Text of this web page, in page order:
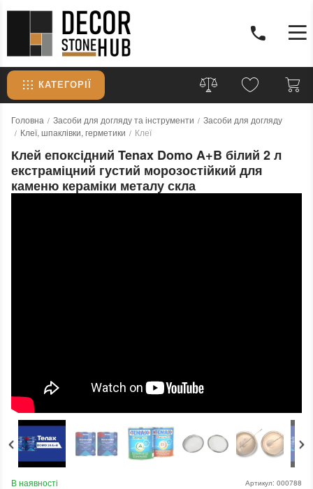
КАТЕГОРІЇ
Головна Засоби для догляду та інструменти
Засоби для догляду
Клеї, шпаклівки, герметики
Клеї
Клей епоксідний Tenax Domo A+B білий 2 л
екстраміцний густий морозостійкий для
каменю кераміки металу скла
Артикул: 000788
В наявності